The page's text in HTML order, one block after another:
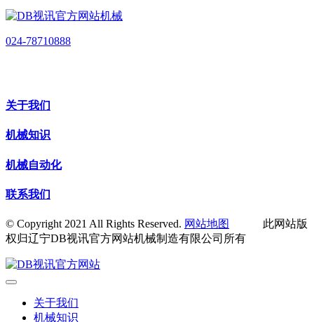
024-78710888
关于我们
机械知识
机械自动化
联系我们
© Copyright 2021 All Rights Reserved. 网站地图
此网站版
权归辽宁DB视讯官方网站机械制造有限公司所有
关于我们
机械知识